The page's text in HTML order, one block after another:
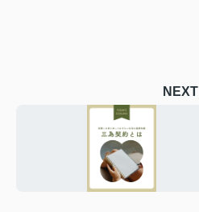
NEXT